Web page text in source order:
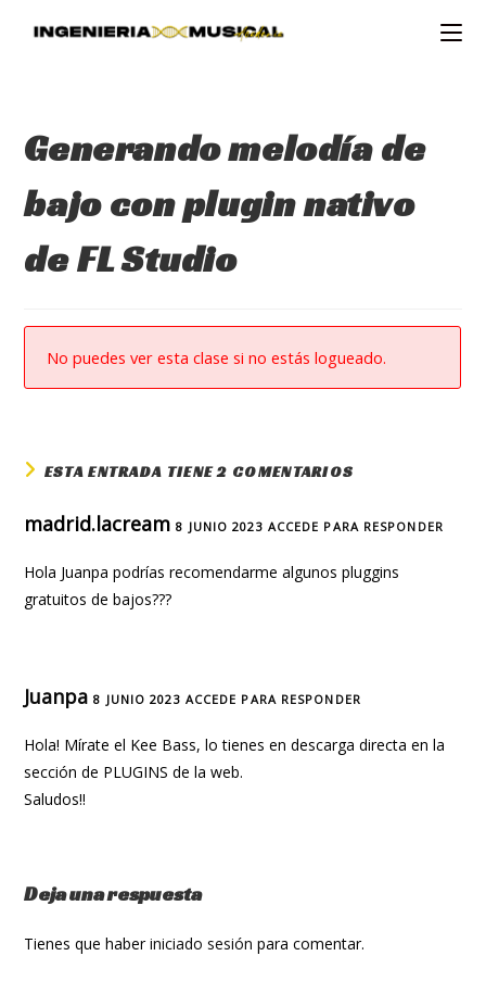
Generando melodía de
bajo con plugin nativo
de FL Studio
No puedes ver esta clase si no estás logueado.
ESTA ENTRADA TIENE 2 COMENTARIOS
madrid.lacream8 JUNIO 2023 ACCEDE PARA RESPONDER
Hola Juanpa podrías recomendarme algunos pluggins
gratuitos de bajos???
Juanpa 8 JUNIO 2023 ACCEDE PARA RESPONDER
Hola! Mírate el Kee Bass, lo tienes en descarga directa en la
sección de PLUGINS de la web.
Saludos!!
Deja una respuesta
Tienes que haberiniciado sesión para comentar.